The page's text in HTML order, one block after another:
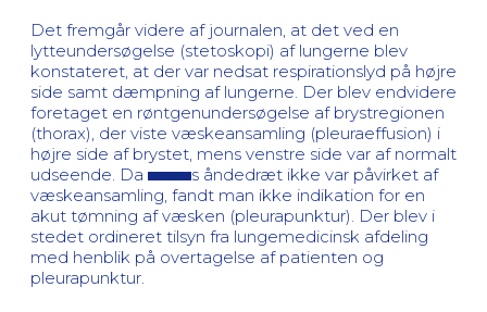
Det fremgår videre af journalen, at det ved en
lytteundersøgelse (stetoskopi) af lungerne blev
konstateret, at der var nedsat respirationslyd på højre
side samt dæmpning af lungerne. Der blev endvidere
foretaget en røntgenundersøgelse af brystregionen
(thorax), der viste væskeansamling (pleuraeffusion) i
højre side af brystet, mens venstre side var af normalt
udseende. Da
s åndedræt ikke var påvirket af
væskeansamling, fandt man ikke indikation for en
akut tømning af væsken (pleurapunktur). Der blev i
stedet ordineret tilsyn fra lungemedicinsk afdeling
med henblik på overtagelse af patienten og
pleurapunktur.